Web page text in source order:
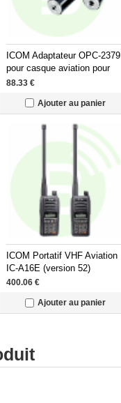
ICOM Adaptateur OPC-2379
pour casque aviation pour
IC-
88.33 €
Ajouter au panier
ICOM Portatif VHF Aviation
IC-A16E (version 52)
400.06 €
Ajouter au panier